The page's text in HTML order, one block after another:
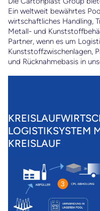
Ein weltweit bewährtes
wirtschaftliches Handling,
Metall- und
Partner, wenn es um
Kunststoffzwischenlagen,
und Rücknahmebasis in
LOGISTIKSYSTEM
KREISLAUF